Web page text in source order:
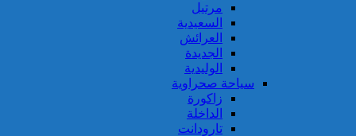
مرتيل
السعيدية
العرائش
الجديدة
الوليدية
سياحة صحراوية
زاكورة
الداخلة
تارودانت